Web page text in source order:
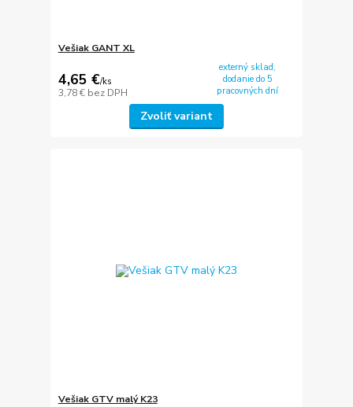
Vešiak GANT XL
4,65 €/ks
3,78 € bez DPH
externý sklad,
dodanie do 5
pracovných dní
Zvoliť variant
Vešiak GTV malý K23